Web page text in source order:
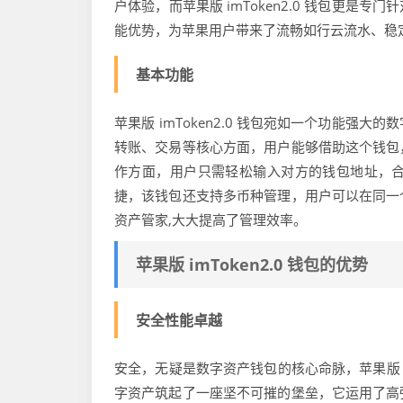
户体验，而苹果版 imToken2.0 钱包更是专门
能优势，为苹果用户带来了流畅如行云流水、
基本功能
苹果版 imToken2.0 钱包宛如一个功能强大的
转账、交易等核心方面，用户能够借助这个钱
作方面，用户只需轻松输入对方的钱包地址，
捷，该钱包还支持多币种管理，用户可以在同
资产管家,大大提高了管理效率。
苹果版 imToken2.0 钱包的优势
安全性能卓越
安全，无疑是数字资产钱包的核心命脉，苹果
字资产筑起了一座坚不可摧的堡垒，它运用了